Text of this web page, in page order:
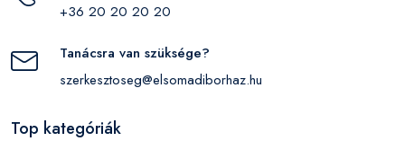
+36 20 20 20 20
Tanácsra van szüksége?
szerkesztoseg@elsomadiborhaz.hu
Top kategóriák